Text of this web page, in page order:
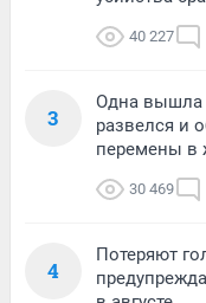
40 227
3
Одна вышла
развелся и
перемены в
30 469
4
Потеряют